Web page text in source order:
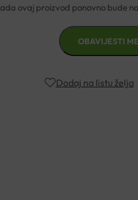
Dodaj na listu želja